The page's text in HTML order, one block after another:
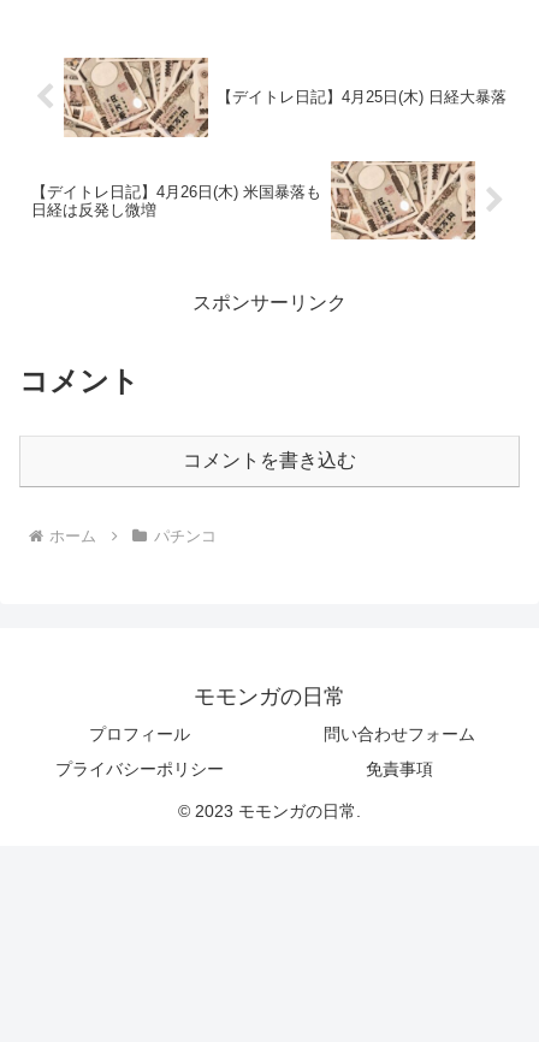
【デイトレ日記】4月25日(木) 日経大暴落
【デイトレ日記】4月26日(木) 米国暴落も
日経は反発し微増
スポンサーリンク
コメント
コメントを書き込む
ホーム パチンコ
モモンガの日常
プロフィール
問い合わせフォーム
プライバシーポリシー
免責事項
© 2023 モモンガの日常.